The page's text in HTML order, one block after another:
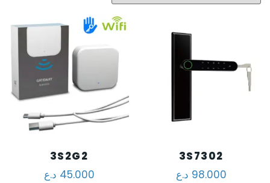
3S2G2
45.000 د.ع
3S7302
98.000 د.ع